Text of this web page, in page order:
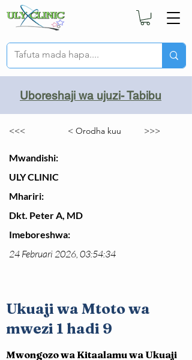
Uboreshaji wa ujuzi- Tabibu
<<< < Orodha kuu >>>
Mwandishi:
ULY CLINIC
Mhariri:
Dkt. Peter A, MD
Imeboreshwa:
24 Februari 2026, 03:54:34
Ukuaji wa Mtoto wa
mwezi 1 hadi 9
Mwongozo wa Kitaalamu wa Ukuaji